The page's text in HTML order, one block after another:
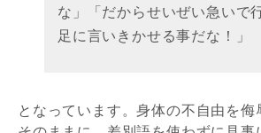
な」「だからせいぜい急いで
足に言いきかせる事だな！」
となっています。身体の不自由を侮